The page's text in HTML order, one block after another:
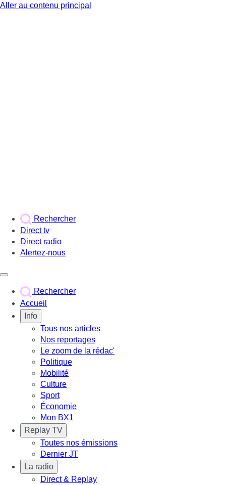
Aller au contenu principal
Rechercher
Direct tv
Direct radio
Alertez-nous
Rechercher
Accueil
Info
Tous nos articles
Nos reportages
Le zoom de la rédac'
Politique
Mobilité
Culture
Sport
Économie
Mon BX1
Replay TV
Toutes nos émissions
Dernier JT
La radio
Direct & Replay